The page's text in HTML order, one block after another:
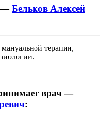
—Бельков Алексей
терапии,
врач —
: